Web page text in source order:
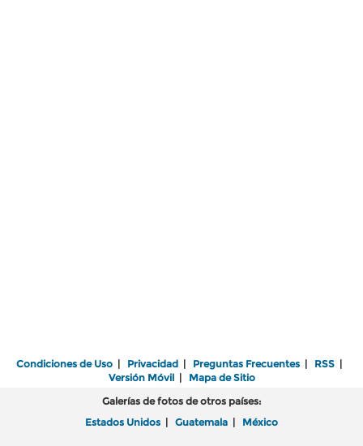
Condiciones de Uso | Privacidad | Preguntas Frecuentes | RSS |
Versión Móvil| Mapa de Sitio
Galerías de fotos de otros países:
Estados Unidos | Guatemala | México